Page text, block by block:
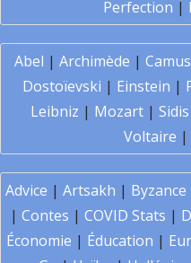
Perfection |
Abel | Archimède | Camus
Dostoïevski | Einstein |
Leibniz | Mozart | Sidis
Voltaire |
Advice | Artsakh | Byzance
| Contes | COVID Stats |
Économie | Éducation |